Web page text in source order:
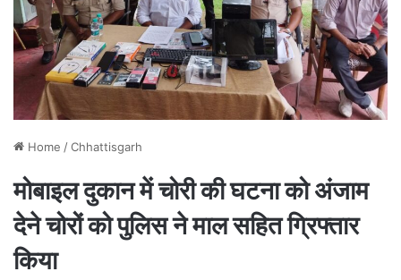
Home /Chhattisgarh
मोबाइल दुकान में चोरी की घटना को अंजाम
देने चोरों को पुलिस ने माल सहित ग्रिफ्तार
किया